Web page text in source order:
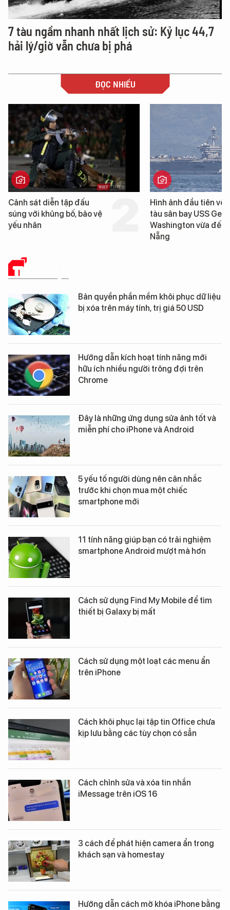
7 tàu ngầm nhanh nhất lịch sử: Kỷ lục 44,7
hải lý/giờ vẫn chưa bị phá
ĐỌC NHIỀU
Cảnh sát diễn tập đấu
súng với khủng bố, bảo vệ
yếu nhân
Hình ảnh đầu tiên về
tàu sân bay USS
Washington vừa đến
Nẵng
THỦ THUẬT
Bản quyền phần mềm khôi phục dữ liệu
bị xóa trên máy tính, trị giá 50 USD
Hướng dẫn kích hoạt tính năng mới
hữu ích nhiều người trông đợi trên
Chrome
Đây là những ứng dụng sửa ảnh tốt và
miễn phí cho iPhone và Android
5 yếu tố người dùng nên cân nhắc
trước khi chọn mua một chiếc
smartphone mới
11 tính năng giúp bạn có trải nghiệm
smartphone Android mượt mà hơn
Cách sử dụng Find My Mobile để tìm
thiết bị Galaxy bị mất
Cách sử dụng một loạt các menu ẩn
trên iPhone
Cách khôi phục lại tập tin Office chưa
kịp lưu bằng các tùy chọn có sẳn
Cách chỉnh sửa và xóa tin nhắn
iMessage trên iOS 16
3 cách để phát hiện camera ẩn trong
khách sạn và homestay
Hướng dẫn cách mở khóa iPhone bằng